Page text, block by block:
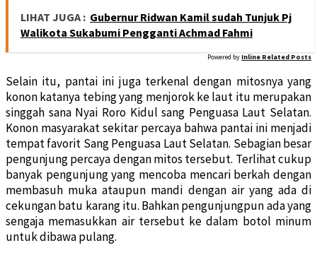
LIHAT JUGA : Gubernur Ridwan Kamil sudah Tunjuk Pj
Walikota Sukabumi Pengganti Achmad Fahmi
Powered by Inline Related Posts
Selain itu, pantai ini juga terkenal dengan mitosnya yang
konon katanya tebing yang menjorok ke laut itu merupakan
singgah sana Nyai Roro Kidul sang Penguasa Laut Selatan.
Konon masyarakat sekitar percaya bahwa pantai ini menjadi
tempat favorit Sang Penguasa Laut Selatan. Sebagian besar
pengunjung percaya dengan mitos tersebut. Terlihat cukup
banyak pengunjung yang mencoba mencari berkah dengan
membasuh muka ataupun mandi dengan air yang ada di
cekungan batu karang itu. Bahkan pengunjungpun ada yang
sengaja memasukkan air tersebut ke dalam botol minum
untuk dibawa pulang.